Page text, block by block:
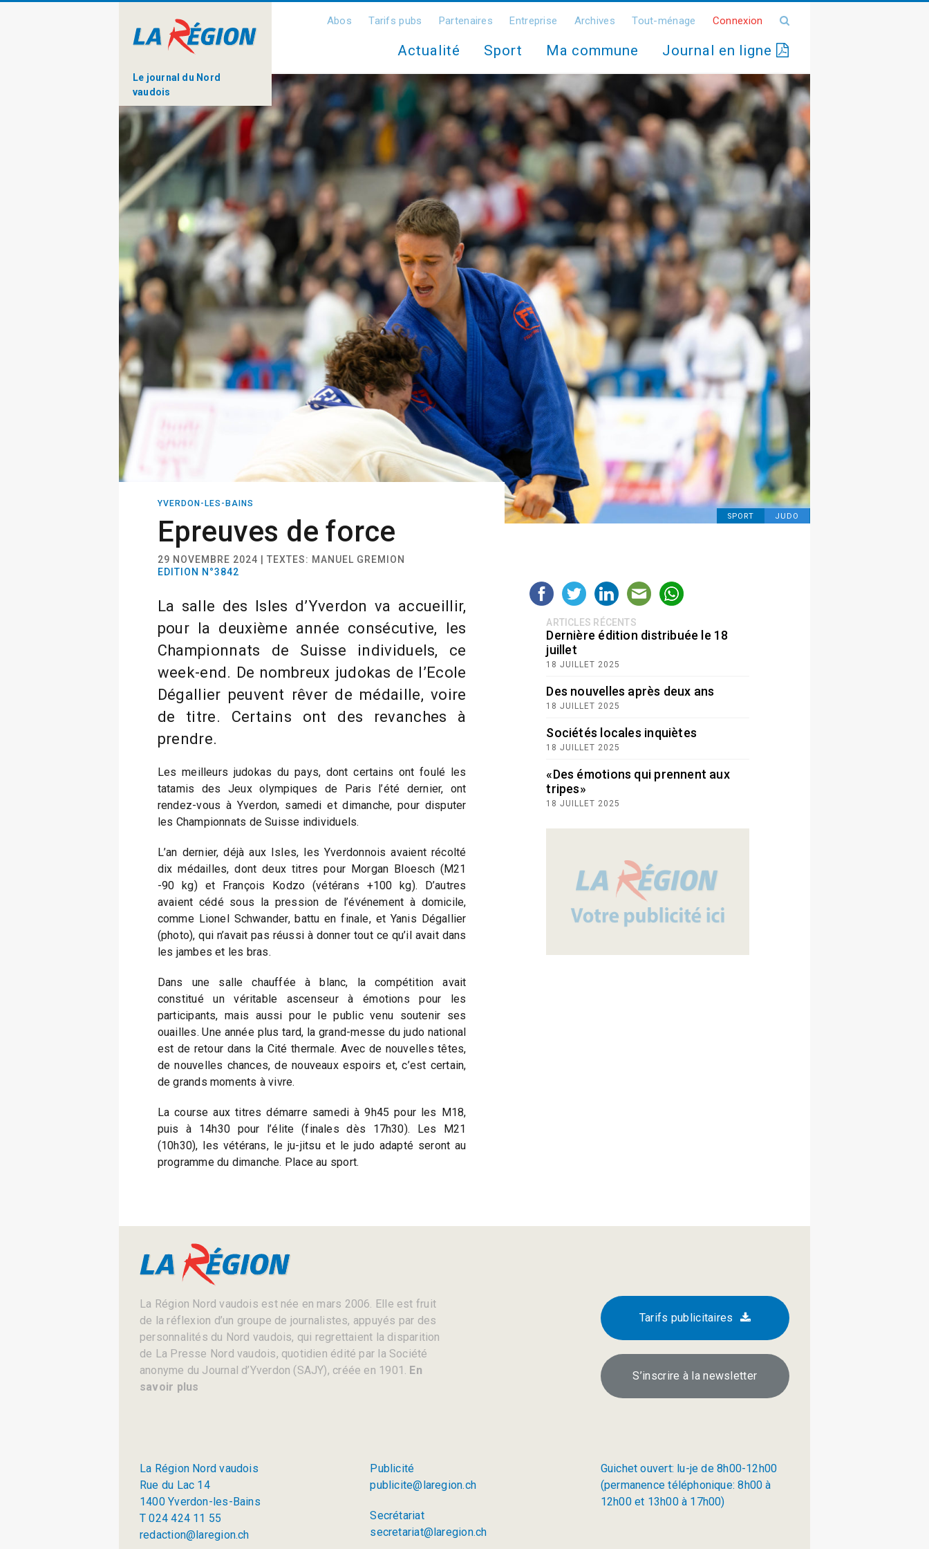
Le journal du Nord
vaudois
Abos Tarifs pubs Partenaires Entreprise Archives Tout-ménage Connexion
Actualité Sport Ma commune Journal en ligne
SPORT JUDO
YVERDON-LES-BAINS
Epreuves de force
29 NOVEMBRE 2024 | TEXTES: MANUEL GREMION
EDITION N°3842
La salle des Isles d’Yverdon va accueillir,
pour la deuxième année consécutive, les
Championnats de Suisse individuels, ce
week-end. De nombreux judokas de l’Ecole
Dégallier peuvent rêver de médaille, voire
de titre. Certains ont des revanches à
prendre.
Les meilleurs judokas du pays, dont certains ont foulé les
tatamis des Jeux olympiques de Paris l’été dernier, ont
rendez-vous à Yverdon, samedi et dimanche, pour disputer
les Championnats de Suisse individuels.
L’an dernier, déjà aux Isles, les Yverdonnois avaient récolté
dix médailles, dont deux titres pour Morgan Bloesch (M21
-90 kg) et François Kodzo (vétérans +100 kg). D’autres
avaient cédé sous la pression de l’événement à domicile,
comme Lionel Schwander, battu en finale, et Yanis Dégallier
(photo), qui n’avait pas réussi à donner tout ce qu’il avait dans
les jambes et les bras.
Dans une salle chauffée à blanc, la compétition avait
constitué un véritable ascenseur à émotions pour les
participants, mais aussi pour le public venu soutenir ses
ouailles. Une année plus tard, la grand-messe du judo national
est de retour dans la Cité thermale. Avec de nouvelles têtes,
de nouvelles chances, de nouveaux espoirs et, c’est certain,
de grands moments à vivre.
La course aux titres démarre samedi à 9h45 pour les M18,
puis à 14h30 pour l’élite (finales dès 17h30). Les M21
(10h30), les vétérans, le ju-jitsu et le judo adapté seront au
programme du dimanche. Place au sport.
ARTICLES RÉCENTS
Dernière édition distribuée le 18
juillet
18 JUILLET 2025
Des nouvelles après deux ans
18 JUILLET 2025
Sociétés locales inquiètes
18 JUILLET 2025
«Des émotions qui prennent aux
tripes»
18 JUILLET 2025
La Région Nord vaudois est née en mars 2006. Elle est fruit
de la réflexion d’un groupe de journalistes, appuyés par des
personnalités du Nord vaudois, qui regrettaient la disparition
de La Presse Nord vaudois, quotidien édité par la Société
anonyme du Journal d’Yverdon (SAJY), créée en 1901. En
savoir plus
Tarifs publicitaires
S’inscrire à la newsletter
La Région Nord vaudois
Rue du Lac 14
1400 Yverdon-les-Bains
T 024 424 11 55
redaction@laregion.ch
Publicité
publicite@laregion.ch
Secrétariat
secretariat@laregion.ch
Guichet ouvert: lu-je de 8h00-12h00
(permanence téléphonique: 8h00 à
12h00 et 13h00 à 17h00)